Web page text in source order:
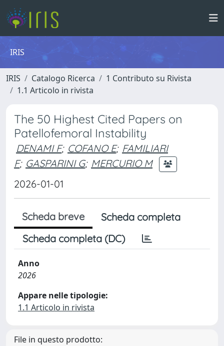
IRIS
IRIS Catalogo Ricerca
1 Contributo su Rivista
1.1 Articolo in rivista
The 50 Highest Cited Papers on
Patellofemoral Instability
DENAMI F; COFANO E; FAMILIARI
F; GASPARINI G; MERCURIO M
2026-01-01
Scheda breve
Scheda completa
Scheda completa (DC)
Anno
2026
Appare nelle tipologie:
1.1 Articolo in rivista
File in questo prodotto: